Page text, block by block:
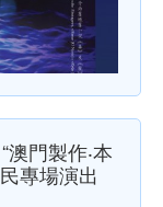
門製作‧本
專場演出